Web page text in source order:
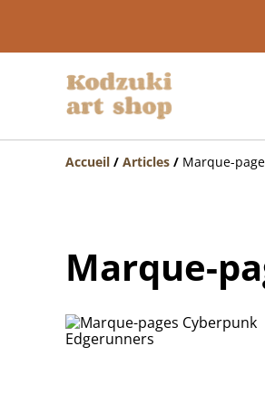
Accueil / Articles / Marque-
Marque-